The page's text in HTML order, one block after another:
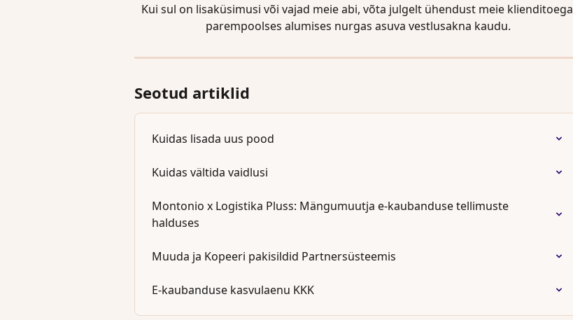
Kui sul on lisaküsimusi või vajad meie abi, võta julgelt ühendust meie klienditoega
parempoolses alumises nurgas asuva vestlusakna kaudu.
Seotud artiklid
Kuidas lisada uus pood
Kuidas vältida vaidlusi
Montonio x Logistika Pluss: Mängumuutja e-kaubanduse tellimuste
halduses
Muuda ja Kopeeri pakisildid Partnersüsteemis
E-kaubanduse kasvulaenu KKK